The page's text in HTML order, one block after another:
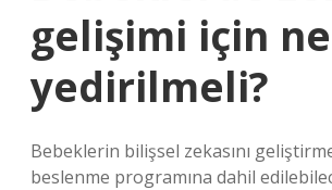
gelişimi için ne
yedirilmeli?
Bebeklerin bilişsel zekasını
beslenme programına dahil